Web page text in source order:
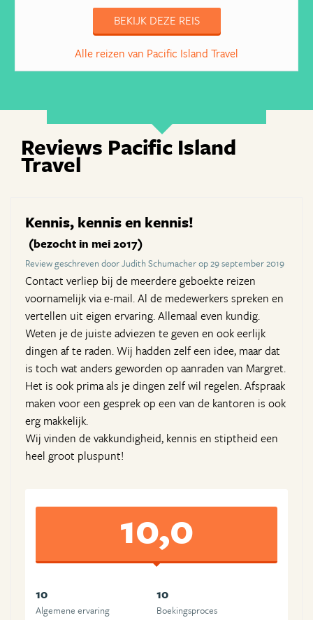
BEKIJK DEZE REIS
Alle reizen van Pacific Island Travel
Reviews Pacific Island
Travel
Kennis, kennis en kennis!
(bezocht in mei 2017)
Review geschreven door Judith Schumacher op 29 september 2019
Contact verliep bij de meerdere geboekte reizen
voornamelijk via e-mail. Al de medewerkers spreken en
vertellen uit eigen ervaring. Allemaal even kundig.
Weten je de juiste adviezen te geven en ook eerlijk
dingen af te raden. Wij hadden zelf een idee, maar dat
is toch wat anders geworden op aanraden van Margret.
Het is ook prima als je dingen zelf wil regelen. Afspraak
maken voor een gesprek op een van de kantoren is ook
erg makkelijk.
Wij vinden de vakkundigheid, kennis en stiptheid een
heel groot pluspunt!
10,0
10
Algemene ervaring
10
Boekingsproces